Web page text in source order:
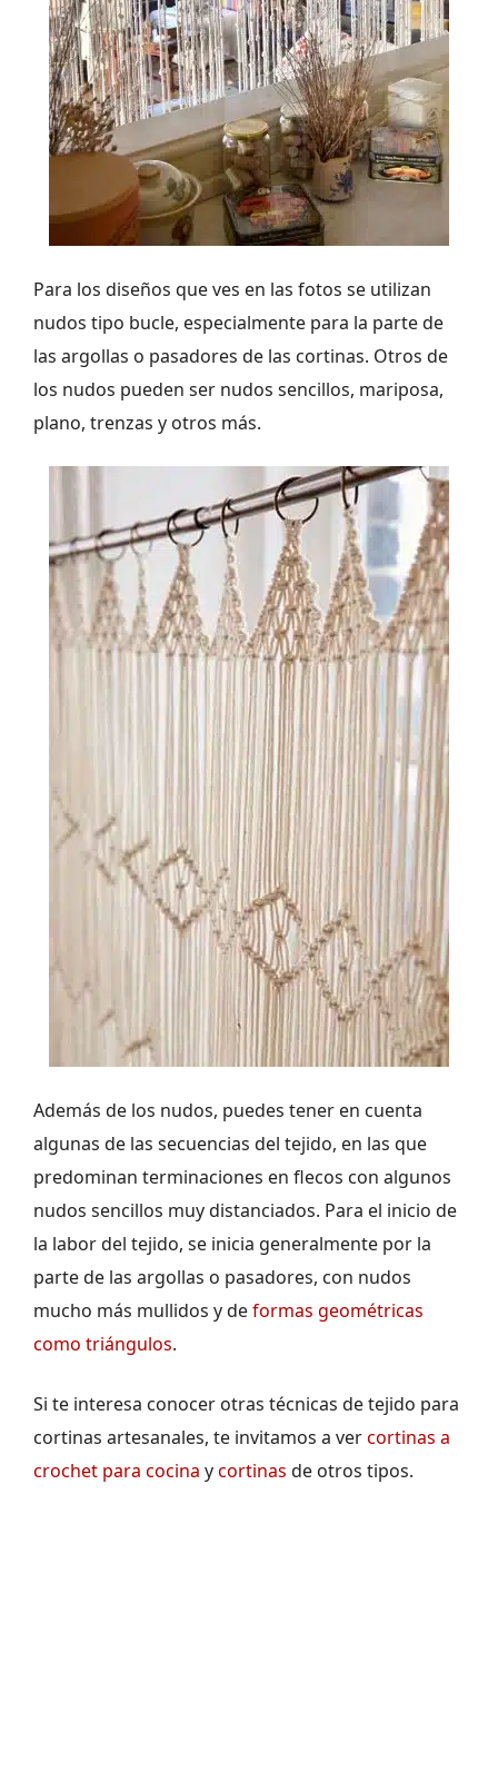
Para los diseños que ves en las fotos se utilizan
nudos tipo bucle, especialmente para la parte de
las argollas o pasadores de las cortinas. Otros de
los nudos pueden ser nudos sencillos, mariposa,
plano, trenzas y otros más.
Además de los nudos, puedes tener en cuenta
algunas de las secuencias del tejido, en las que
predominan terminaciones en flecos con algunos
nudos sencillos muy distanciados. Para el inicio de
la labor del tejido, se inicia generalmente por la
parte de las argollas o pasadores, con nudos
mucho más mullidos y deformas geométricas
como triángulos.
Si te interesa conocer otras técnicas de tejido para
cortinas artesanales, te invitamos a vercortinas a
crochet para cocina ycortinas de otros tipos.